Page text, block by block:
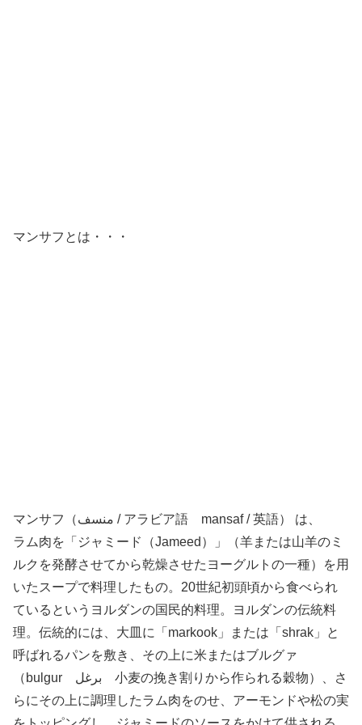
マンサフとは・・・
マンサフ（منسف / アラビア語 mansaf / 英語） は、
ラム肉を「ジャミード（Jameed）」（羊または山羊のミ
ルクを発酵させてから乾燥させたヨーグルトの一種）を用
いたスープで料理したもの。20世紀初頭頃から食べられ
ているというヨルダンの国民的料理。ヨルダンの伝統料
理。伝統的には、大皿に「markook」または「shrak」と
呼ばれるパンを敷き、その上に米またはブルグァ
（bulgur برغل 小麦の挽き割りから作られる穀物）、さ
らにその上に調理したラム肉をのせ、アーモンドや松の実